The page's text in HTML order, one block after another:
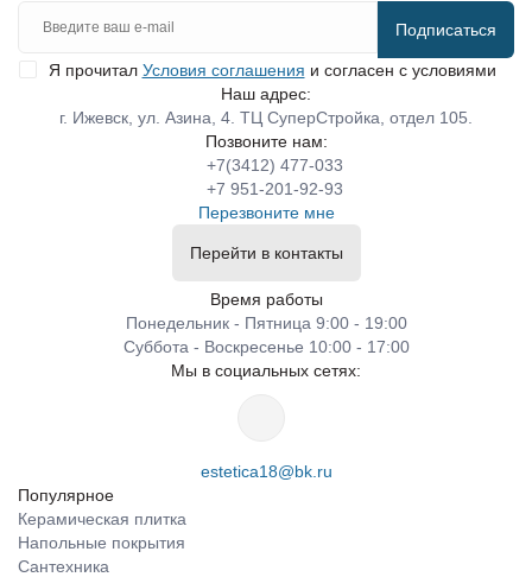
Подписаться
Я прочитал Условия соглашения и согласен с условиями
Наш адрес:
г. Ижевск, ул. Азина, 4. ТЦ СуперСтройка, отдел 105.
Позвоните нам:
+7(3412) 477-033
+7 951-201-92-93
Перезвоните мне
Перейти в контакты
Время работы
Понедельник - Пятница 9:00 - 19:00
Суббота - Воскресенье 10:00 - 17:00
Мы в социальных сетях:
estetica18@bk.ru
Популярное
Керамическая плитка
Напольные покрытия
Сантехника